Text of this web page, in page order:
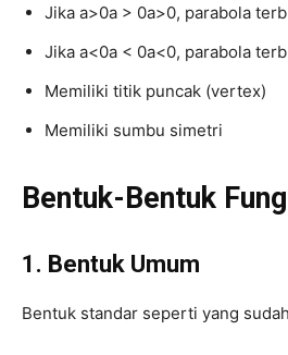
Jika a>0a > 0a>0, parabola
Jika a<0a < 0a<0, parabola
Memiliki titik puncak (vertex)
Memiliki sumbu simetri
Bentuk-Bentuk
1. Bentuk Umum
Bentuk standar seperti yang